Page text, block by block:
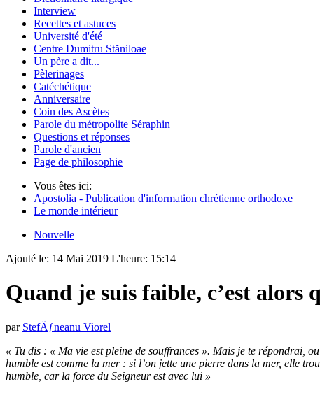
Interview
Recettes et astuces
Université d'été
Centre Dumitru Stăniloae
Un père a dit...
Pèlerinages
Catéchétique
Anniversaire
Coin des Ascètes
Parole du métropolite Séraphin
Questions et réponses
Parole d'ancien
Page de philosophie
Vous êtes ici:
Apostolia - Publication d'information chrétienne orthodoxe
Le monde intérieur
Nouvelle
Ajouté le: 14 Mai 2019 L'heure: 15:14
Quand je suis faible, c’est alors
par StefÄƒneanu Viorel
« Tu dis : « Ma vie est pleine de souffrances ». Mais je te répondrai,
humble est comme la mer : si l’on jette une pierre dans la mer, elle
humble, car la force du Seigneur est avec lui »